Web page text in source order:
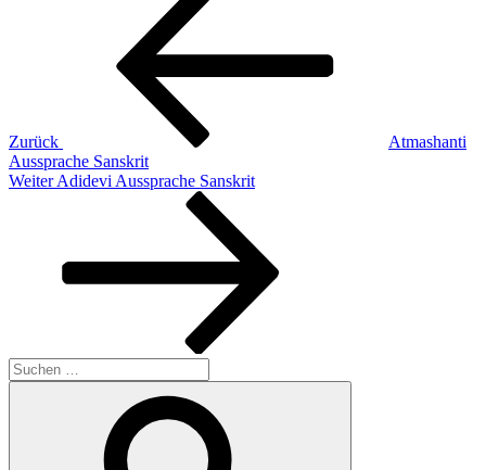
Zurück
Atmashanti
Aussprache Sanskrit
Nächster
Weiter Adidevi Aussprache Sanskrit
Suchen
nach: